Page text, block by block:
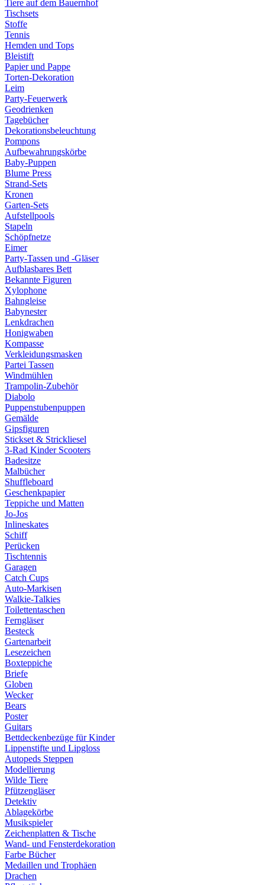
Tiere auf dem Bauernhof
Tischsets
Stoffe
Tennis
Hemden und Tops
Bleistift
Papier und Pappe
Torten-Dekoration
Leim
Party-Feuerwerk
Geodrienken
Tagebücher
Dekorationsbeleuchtung
Pompons
Aufbewahrungskörbe
Baby-Puppen
Blume Press
Strand-Sets
Kronen
Garten-Sets
Aufstellpools
Stapeln
Schöpfnetze
Eimer
Party-Tassen und -Gläser
Aufblasbares Bett
Bekannte Figuren
Xylophone
Bahngleise
Babynester
Lenkdrachen
Honigwaben
Kompasse
Verkleidungsmasken
Partei Tassen
Windmühlen
Trampolin-Zubehör
Diabolo
Puppenstubenpuppen
Gemälde
Gipsfiguren
Stickset & Strickliesel
3-Rad Kinder Scooters
Badesitze
Malbücher
Shuffleboard
Geschenkpapier
Teppiche und Matten
Jo-Jos
Inlineskates
Schiff
Perücken
Tischtennis
Garagen
Catch Cups
Auto-Markisen
Walkie-Talkies
Toilettentaschen
Ferngläser
Besteck
Gartenarbeit
Lesezeichen
Boxteppiche
Briefe
Globen
Wecker
Bears
Poster
Guitars
Bettdeckenbezüge für Kinder
Lippenstifte und Lipgloss
Autopeds Steppen
Modellierung
Wilde Tiere
Pfützengläser
Detektiv
Ablagekörbe
Musikspieler
Zeichenplatten & Tische
Wand- und Fensterdekoration
Farbe Bücher
Medaillen und Trophäen
Drachen